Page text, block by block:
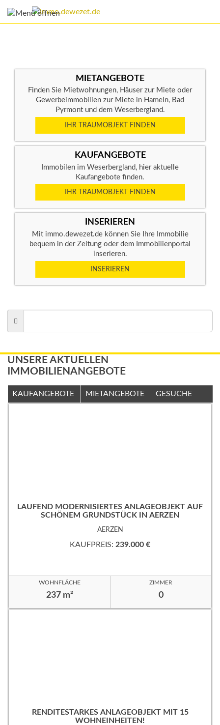
MIETANGEBOTE
Finden Sie Mietwohnungen, Häuser zur Miete oder
Gewerbeimmobilien zur Miete in Hameln, Bad
Pyrmont und dem Weserbergland.
IHR TRAUMOBJEKT FINDEN
KAUFANGEBOTE
Immobilen im Weserbergland, hier aktuelle
Kaufangebote finden.
IHR TRAUMOBJEKT FINDEN
INSERIEREN
Mit immo.dewezet.de können Sie Ihre Immobilie
bequem in der Zeitung oder dem Immobilienportal
inserieren.
INSERIEREN
UNSERE AKTUELLEN
IMMOBILIENANGEBOTE
KAUFANGEBOTE MIETANGEBOTE GESUCHE
LAUFEND MODERNISIERTES ANLAGEOBJEKT AUF
SCHÖNEM GRUNDSTÜCK IN AERZEN
AERZEN
KAUFPREIS: 239.000 €
WOHNFLÄCHE
237 m²
ZIMMER
0
RENDITESTARKES ANLAGEOBJEKT MIT 15
WOHNEINHEITEN!